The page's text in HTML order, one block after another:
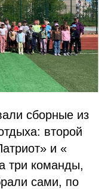
сборные из
второй
и «
три команды,
сами, по